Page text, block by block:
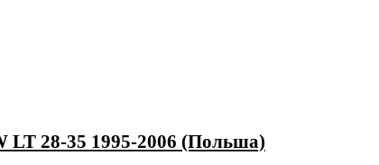
LT 28-35 1995-2006 (Польша)